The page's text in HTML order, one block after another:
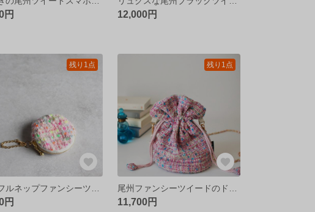
円 12,000円
残り1点
円
残り1点
11,700円